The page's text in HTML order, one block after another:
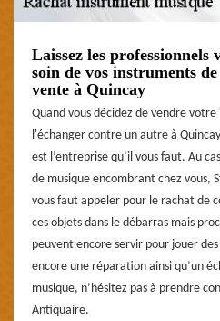
Laissez les professionnels
soin de vos instruments
vente à Quincay
Quand vous décidez de vendre
l'échanger contre un autre à
est l’entreprise qu’il vous faut. Au
de musique encombrant chez vous,
vous faut appeler pour le rachat de
ces objets dans le débarras mais
peuvent encore servir pour jouer
encore une réparation ainsi qu’un
musique, n’hésitez pas à prendre
Antiquaire.